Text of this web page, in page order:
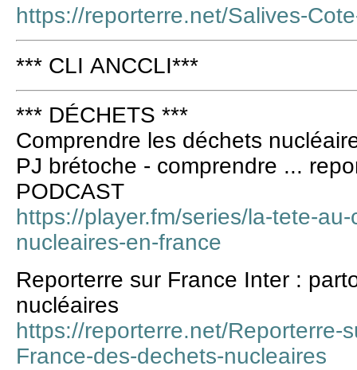
https://reporterre.net/Salives-
*** CLI ANCCLI***
*** DÉCHETS ***
Comprendre les déchets
PJ brétoche - comprendre ...
PODCAST
https://player.fm/series/la-tete-
nucleaires-en-france
Reporterre sur France Inter :
nucléaires
https://reporterre.net/Reporterre-
France-des-dechets-nucleaires